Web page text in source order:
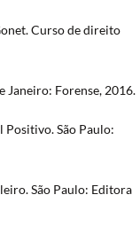
Curso de direito
Janeiro: Forense, 2016.
São Paulo:
São Paulo: Editora